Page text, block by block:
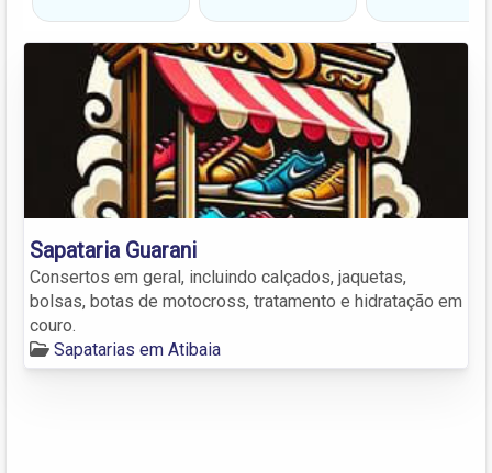
Sapataria Guarani
Consertos em geral, incluindo calçados, jaquetas,
bolsas, botas de motocross, tratamento e hidratação em
couro.
Sapatarias em Atibaia